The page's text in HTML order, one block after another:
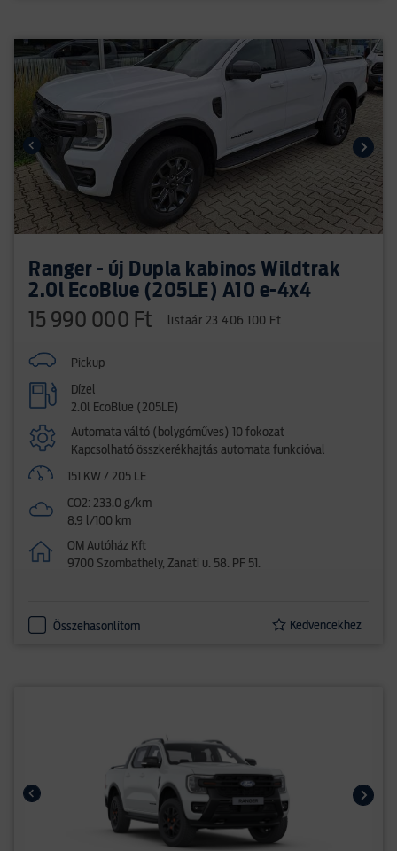
Ranger - új Dupla kabinos Wildtrak
2.0l EcoBlue (205LE) A10 e-4x4
15 990 000 Ft listaár 23 406 100 Ft
Pickup
Dízel
2.0l EcoBlue (205LE)
Automata váltó (bolygóműves) 10 fokozat
Kapcsolható összkerékhajtás automata funkcióval
151 KW / 205 LE
CO2: 233.0 g/km
8.9 l/100 km
OM Autóház Kft
9700 Szombathely, Zanati u. 58. PF 51.
Összehasonlítom Kedvencekhez